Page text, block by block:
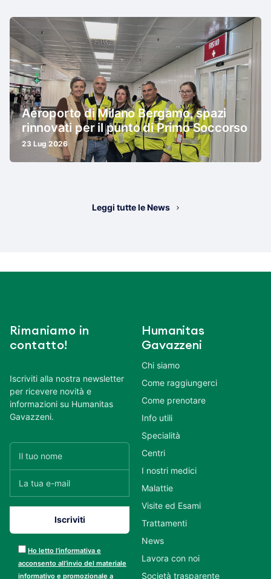
Aeroporto di Milano Bergamo, spazi
rinnovati per il punto di Primo Soccorso
23 Lug 2026
Leggi tutte le News
Rimaniamo in
contatto!
Iscriviti alla nostra newsletter
per ricevere novità e
informazioni su Humanitas
Gavazzeni.
Ho letto l’informativa e
acconsento all’invio del materiale
informativo e promozionale a
Humanitas
Gavazzeni
Chi siamo
Come raggiungerci
Come prenotare
Info utili
Specialità
Centri
I nostri medici
Malattie
Visite ed Esami
Trattamenti
News
Lavora con noi
Società trasparente